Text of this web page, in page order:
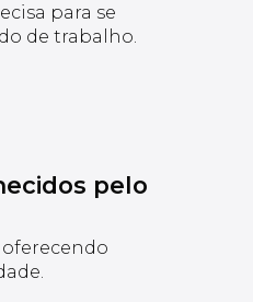
para se
de trabalho.
pelo
oferecendo